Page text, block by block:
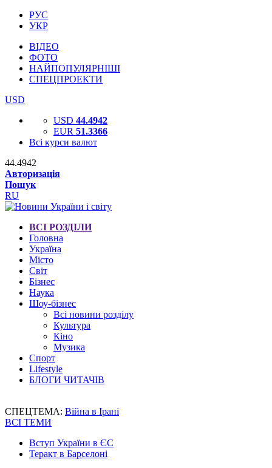
РУС
УКР
ВІДЕО
ФОТО
НАЙПОПУЛЯРНІШІ
СПЕЦПРОЕКТИ
USD
USD 44.4942
EUR 51.3366
Всі курси валют
44.4942
Авторизація
Пошук
RU
ВСІ РОЗДІЛИ
Головна
Україна
Місто
Світ
Бізнес
Наука
Шоу-бізнес
Всі новини розділу
Культура
Кіно
Музика
Спорт
Lifestyle
БЛОГИ ЧИТАЧІВ
СПЕЦТЕМА: Війна в Ірані
ВСІ ТЕМИ
Вступ України в ЄС
Теракт в Барселоні